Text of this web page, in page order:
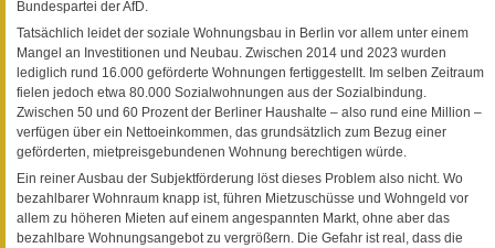
Bundespartei der AfD.
Tatsächlich leidet der soziale Wohnungsbau in Berlin vor allem unter einem
Mangel an Investitionen und Neubau. Zwischen 2014 und 2023 wurden
lediglich rund 16.000 geförderte Wohnungen fertiggestellt. Im selben Zeitraum
fielen jedoch etwa 80.000 Sozialwohnungen aus der Sozialbindung.
Zwischen 50 und 60 Prozent der Berliner Haushalte – also rund eine Million –
verfügen über ein Nettoeinkommen, das grundsätzlich zum Bezug einer
geförderten, mietpreisgebundenen Wohnung berechtigen würde.
Ein reiner Ausbau der Subjektförderung löst dieses Problem also nicht. Wo
bezahlbarer Wohnraum knapp ist, führen Mietzuschüsse und Wohngeld vor
allem zu höheren Mieten auf einem angespannten Markt, ohne aber das
bezahlbare Wohnungsangebot zu vergrößern. Die Gefahr ist real, dass die